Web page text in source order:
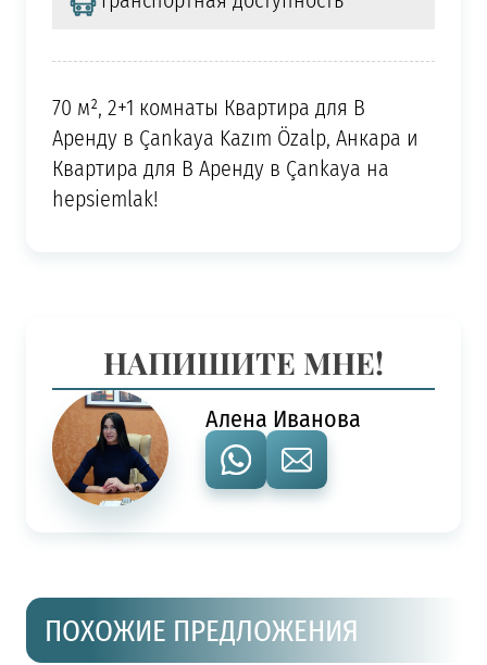
70 м², 2+1 комнаты Квартира для В
Аренду в Çankaya Kazım Özalp, Анкара и
Квартира для В Аренду в Çankaya на
hepsiemlak!
НАПИШИТЕ МНЕ!
Алена Иванова
ПОХОЖИЕ ПРЕДЛОЖЕНИЯ